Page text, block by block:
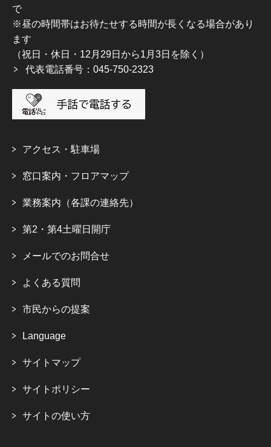
で
※昼の時間帯はお待たせする時間が長くなる場合があり
ます
（祝日・休日・12月29日から1月3日を除く）
代表電話番号：045-750-2323
アクセス・駐車場
窓口案内・フロアマップ
業務案内（各課の連絡先）
第2・第4土曜日開庁
メールでのお問合せ
よくある質問
市民からの提案
Language
サイトマップ
サイトポリシー
サイトの使い方